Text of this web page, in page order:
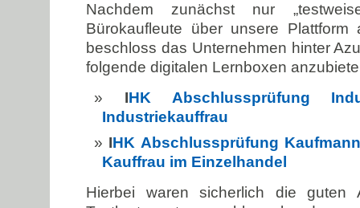
Nachdem zunächst nur
Bürokaufleute über unsere Plattform
beschloss das Unternehmen hinter
folgende digitalen Lernboxen
IHK Abschlussprüfung
Industriekauffrau
IHK Abschlussprüfung
Kauffrau im Einzelhandel
Hierbei waren sicherlich die guten